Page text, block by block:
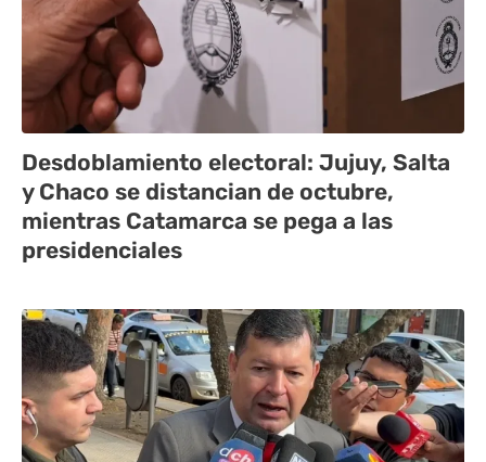
Desdoblamiento electoral: Jujuy, Salta
y Chaco se distancian de octubre,
mientras Catamarca se pega a las
presidenciales